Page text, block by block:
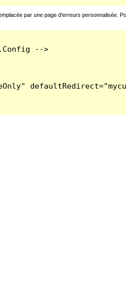
par une page d'erreurs personnalisée.
-->